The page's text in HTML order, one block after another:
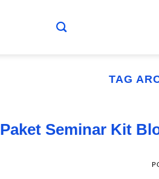
TAG
Paket Seminar Kit